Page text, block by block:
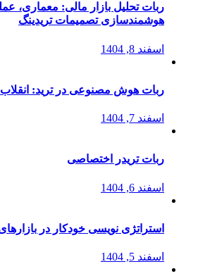
ربات تحلیل بازار مالی: معماری،
هوشمندسازی تصمیمات تریدینگ
اسفند 8, 1404
ربات هوش مصنوعی در ترید: انقلاب
اسفند 7, 1404
ربات تریدر اختصاصی
اسفند 6, 1404
استراتژی‌ نویسی خودکار در
اسفند 5, 1404